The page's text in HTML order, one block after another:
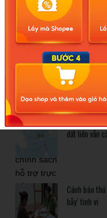
Gần 1.200 tỷ
chính sách
Bão số 3
đất liền vẫn
Cảnh báo
bẫy’ tinh vi